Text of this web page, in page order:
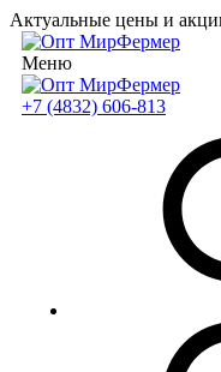
Актуальные цены и
Меню
+7 (4832) 606-813